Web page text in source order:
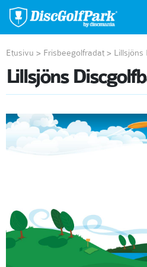
Etusivu > Frisbeegolfradat > Lillsjöns
Lillsjöns